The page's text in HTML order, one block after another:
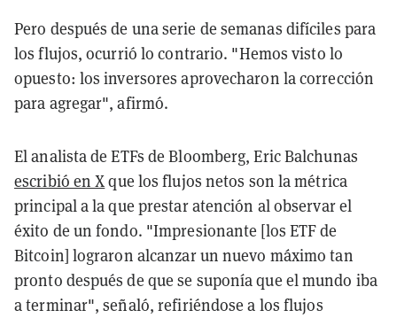
Pero después de una serie de semanas difíciles para
los flujos, ocurrió lo contrario. "Hemos visto lo
opuesto: los inversores aprovecharon la corrección
para agregar", afirmó.
El analista de ETFs de Bloomberg, Eric Balchunas
escribió en Xque los flujos netos son la métrica
principal a la que prestar atención al observar el
éxito de un fondo. "Impresionante [los ETF de
Bitcoin] lograron alcanzar un nuevo máximo tan
pronto después de que se suponía que el mundo iba
a terminar", señaló, refiriéndose a los flujos